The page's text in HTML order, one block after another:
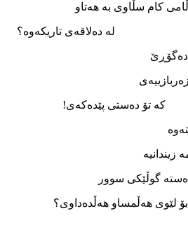
کام سڵاوی به‌ هه‌تاو
تاريکه‌وه؟‌
ده‌گۆڕێ
پێده‌که‌ی!
گوڵێکی سوور
هه‌ڵده‌داوی؟